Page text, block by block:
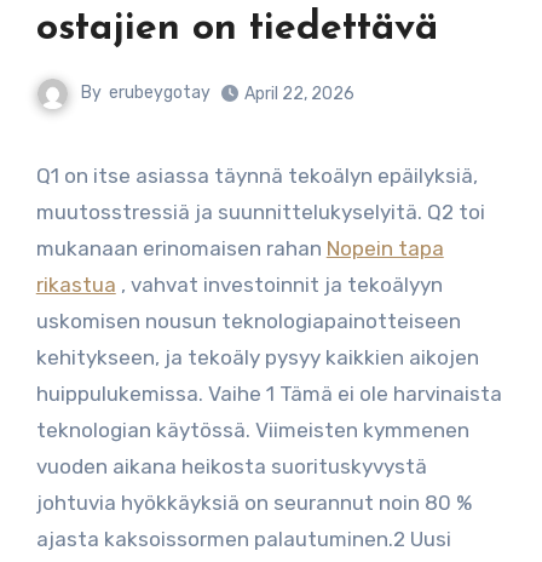
ostajien on tiedettävä
By erubeygotay April 22, 2026
Q1 on itse asiassa täynnä tekoälyn epäilyksiä,
muutosstressiä ja suunnittelukyselyitä. Q2 toi
mukanaan erinomaisen rahan Nopein tapa
rikastua , vahvat investoinnit ja tekoälyyn
uskomisen nousun teknologiapainotteiseen
kehitykseen, ja tekoäly pysyy kaikkien aikojen
huippulukemissa. Vaihe 1 Tämä ei ole harvinaista
teknologian käytössä. Viimeisten kymmenen
vuoden aikana heikosta suorituskyvystä
johtuvia hyökkäyksiä on seurannut noin 80 %
ajasta kaksoissormen palautuminen.2 Uusi